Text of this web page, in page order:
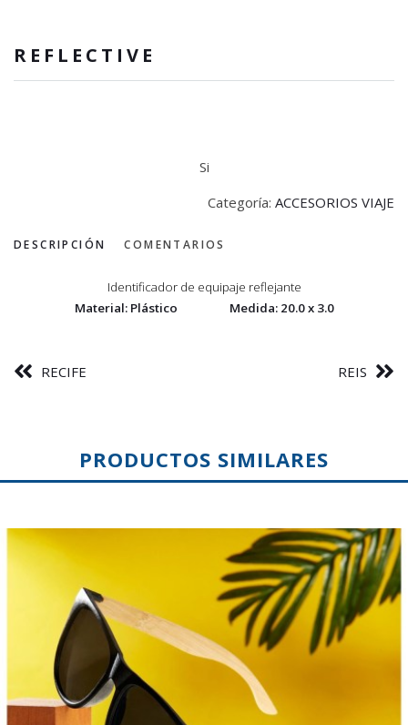
REFLECTIVE
Si
Categoría: ACCESORIOS VIAJE
DESCRIPCIÓN COMENTARIOS
Identificador de equipaje reflejante
Material: Plástico Medida: 20.0 x 3.0
RECIFE REIS
PRODUCTOS SIMILARES